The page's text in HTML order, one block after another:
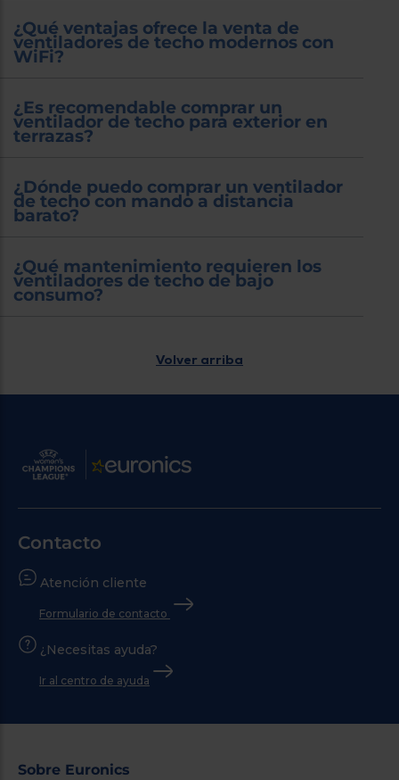
¿Qué ventajas ofrece la venta de
ventiladores de techo modernos con
WiFi?
¿Es recomendable comprar un
ventilador de techo para exterior en
terrazas?
¿Dónde puedo comprar un ventilador
de techo con mando a distancia
barato?
¿Qué mantenimiento requieren los
ventiladores de techo de bajo
consumo?
Volver arriba
Contacto
Atención cliente
Formulario de contacto
¿Necesitas ayuda?
Ir al centro de ayuda
Sobre Euronics